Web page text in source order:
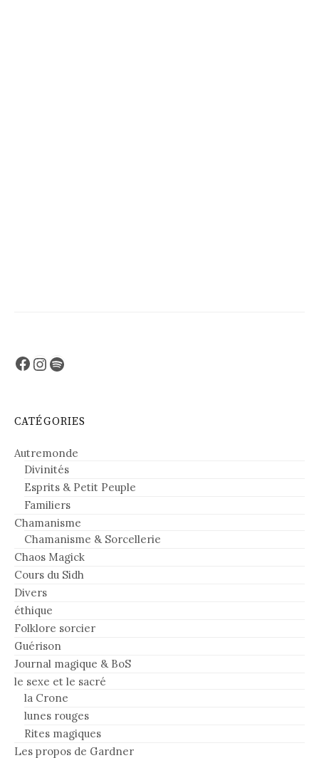
Facebook
Instagram
Spotify
CATÉGORIES
Autremonde
Divinités
Esprits & Petit Peuple
Familiers
Chamanisme
Chamanisme & Sorcellerie
Chaos Magick
Cours du Sidh
Divers
éthique
Folklore sorcier
Guérison
Journal magique & BoS
le sexe et le sacré
la Crone
lunes rouges
Rites magiques
Les propos de Gardner